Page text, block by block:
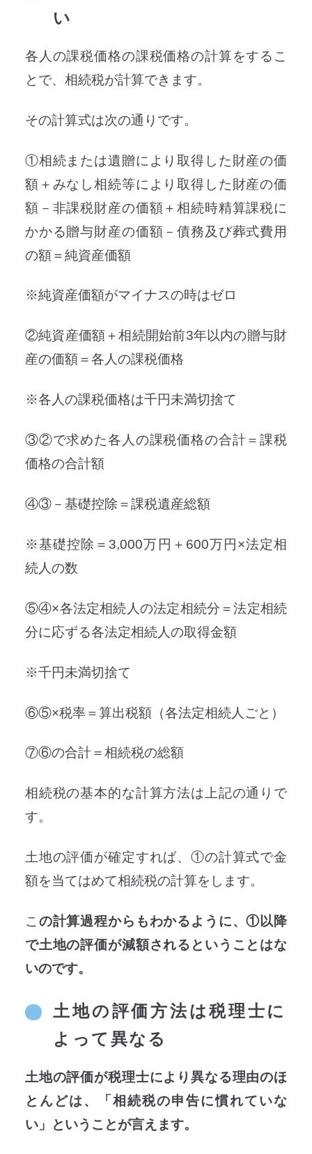
い
各人の課税価格の課税価格の計算をするこ
とで、相続税が計算できます。
その計算式は次の通りです。
①相続または遺贈により取得した財産の価
額＋みなし相続等により取得した財産の価
額－非課税財産の価額＋相続時精算課税に
かかる贈与財産の価額－債務及び葬式費用
の額＝純資産価額
※純資産価額がマイナスの時はゼロ
②純資産価額＋相続開始前3年以内の贈与財
産の価額＝各人の課税価格
※各人の課税価格は千円未満切捨て
③②で求めた各人の課税価格の合計＝課税
価格の合計額
④③－基礎控除＝課税遺産総額
※基礎控除＝3,000万円＋600万円×法定相
続人の数
⑤④×各法定相続人の法定相続分＝法定相続
分に応ずる各法定相続人の取得金額
※千円未満切捨て
⑥⑤×税率＝算出税額（各法定相続人ごと）
⑦⑥の合計＝相続税の総額
相続税の基本的な計算方法は上記の通りで
す。
土地の評価が確定すれば、①の計算式で金
額を当てはめて相続税の計算をします。
こ の計算過程からもわかるように、①以降
で土地の評価が減額されるということはな
いのです。
土地の評価方法は税理士に
よって異なる
土地の評価が税理士により異なる理由のほ
とんどは、「相続税の申告に慣れていな
い」ということが言えます。